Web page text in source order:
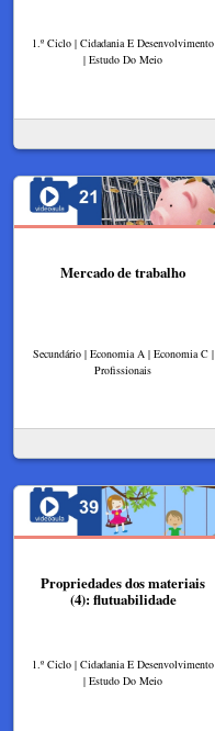
1.º Ciclo | Cidadania E Desenvolvimento
| Estudo Do Meio
Mercado de trabalho
Secundário | Economia A | Economia C |
Profissionais
Propriedades dos materiais
(4): flutuabilidade
1.º Ciclo | Cidadania E Desenvolvimento
| Estudo Do Meio